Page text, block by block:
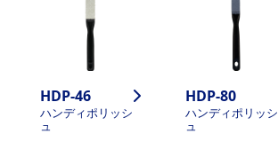
HDP-46
ハンディポリッシ
ュ
HDP-80
ハンディポリッシ
ュ